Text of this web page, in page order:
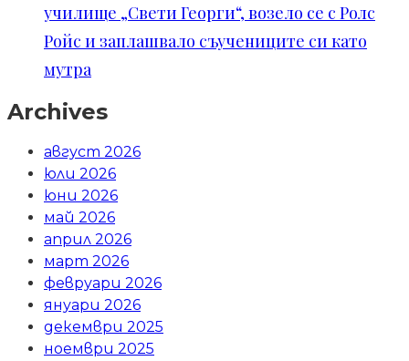
училище „Свети Георги“, возело се с Ролс
Ройс и заплашвало съучениците си като
мутра
Archives
август 2026
юли 2026
юни 2026
май 2026
април 2026
март 2026
февруари 2026
януари 2026
декември 2025
ноември 2025